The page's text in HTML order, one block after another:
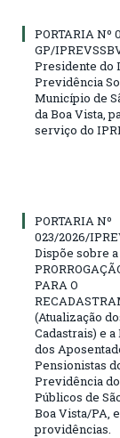
PORTARIA Nº
GP/
Presidente do
Previdência
Município de
da Boa Vista,
serviço do
PORTARIA Nº
023/2026/
Dispõe sobre a
PARA O
(Atualização
Cadastrais) e
dos
Pensionistas
Previdência
Públicos de
Boa Vista/PA,
providências.